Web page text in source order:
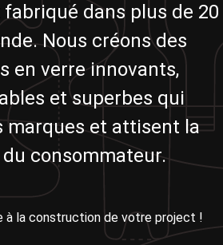
fabriqué dans plus de 20
Nous créons des
en verre innovants,
et superbes qui
marques et attisent la
consommateur.
à la construction de votre project !